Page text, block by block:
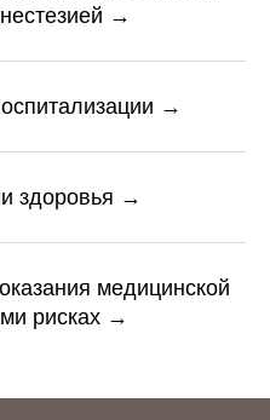
→
→
здоровья →
медицинской
рисках →